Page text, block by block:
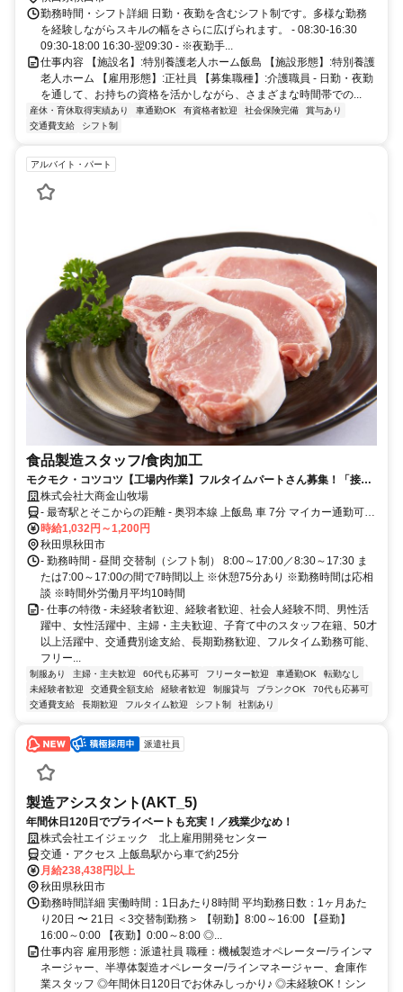
勤務時間・シフト詳細 日勤・夜勤を含むシフト制です。多様な勤務
を経験しながらスキルの幅をさらに広げられます。 - 08:30-16:30
09:30-18:00 16:30-翌09:30 - ※夜勤手...
仕事内容 【施設名】:特別養護老人ホーム飯島 【施設形態】:特別養護
老人ホーム 【雇用形態】:正社員 【募集職種】:介護職員 - 日勤・夜勤
を通して、お持ちの資格を活かしながら、さまざまな時間帯での...
産休・育休取得実績あり 車通勤OK 有資格者歓迎 社会保険完備
賞与あり
交通費支給
シフト制
アルバイト・パート
食品製造スタッフ/食肉加工
モクモク・コツコツ【工場内作業】フルタイムパートさん募集！「接客
業務よりも裏方業務がしたい」そんな方にオススメです。
株式会社大商金山牧場
- 最寄駅とそこからの距離 - 奥羽本線 上飯島 車 7分 マイカー通勤可
（駐車場あり）
時給1,032円～1,200円
秋田県秋田市
- 勤務時間 - 昼間 交替制（シフト制） 8:00～17:00／8:30～17:30 ま
たは7:00～17:00の間で7時間以上 ※休憩75分あり ※勤務時間は応相
談 ※時間外労働月平均10時間
- 仕事の特徴 - 未経験者歓迎、経験者歓迎、社会人経験不問、男性活
躍中、女性活躍中、主婦・主夫歓迎、子育て中のスタッフ在籍、50才
以上活躍中、交通費別途支給、長期勤務歓迎、フルタイム勤務可能、
フリー...
制服あり 主婦・主夫歓迎 60代も応募可 フリーター歓迎 車通勤OK
転勤なし
未経験者歓迎
交通費全額支給 経験者歓迎 制服貸与 ブランクOK
70代も応募可
交通費支給
長期歓迎 フルタイム歓迎 シフト制 社割あり
派遣社員
製造アシスタント(AKT_5)
年間休日120日でプライベートも充実！／残業少なめ！
株式会社エイジェック 北上雇用開発センター
交通・アクセス 上飯島駅から車で約25分
月給238,438円以上
秋田県秋田市
勤務時間詳細 実働時間：1日あたり8時間 平均勤務日数：1ヶ月あた
り20日 〜 21日 ＜3交替制勤務＞ 【朝勤】8:00～16:00 【昼勤】
16:00～0:00 【夜勤】0:00～8:00 ◎...
仕事内容 雇用形態：派遣社員 職種：機械製造オペレーター/ラインマ
ネージャー、半導体製造オペレーター/ラインマネージャー、倉庫作
業スタッフ ◎年間休日120日でお休みしっかり♪ ◎未経験OK！シン